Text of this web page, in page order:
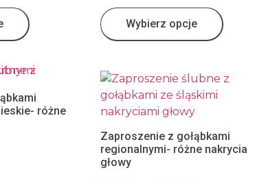
Wybierz opcje
różne
Zaproszenie z gołąbkami
regionalnymi- różne nakrycia
głowy